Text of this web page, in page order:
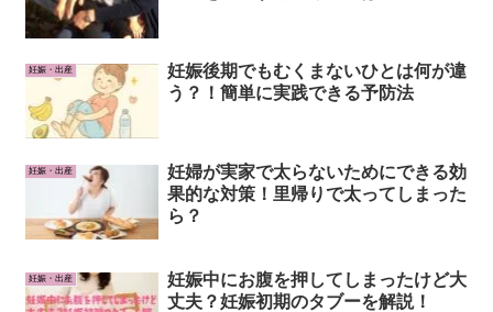
妊娠・出産
妊娠後期でもむくまないひとは何が違
う？！簡単に実践できる予防法
妊娠・出産
妊婦が実家で太らないためにできる効
果的な対策！里帰りで太ってしまった
ら？
妊娠・出産
妊娠中にお腹を押してしまったけど大
丈夫？妊娠初期のタブーを解説！